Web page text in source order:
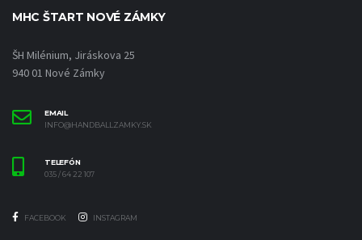
MHC ŠTART NOVÉ ZÁMKY
ŠH Milénium, Jiráskova 25
940 01 Nové Zámky
EMAIL
INFO@HANDBALLZAMKY.SK
TELEFÓN
035 / 64 22 107
FACEBOOK INSTAGRAM